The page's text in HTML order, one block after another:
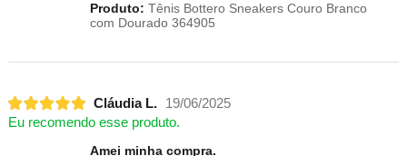
Produto: Tênis Bottero Sneakers Couro Branco
com Dourado 364905
Cláudia L.
19/06/2025
Eu recomendo esse produto.
Amei minha compra.